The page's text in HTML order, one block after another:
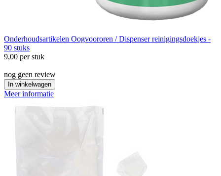
Onderhoudsartikelen Oogvoororen / Dispenser reinigingsdoekjes -
90 stuks
9,00 per stuk
nog geen review
In winkelwagen
Meer informatie